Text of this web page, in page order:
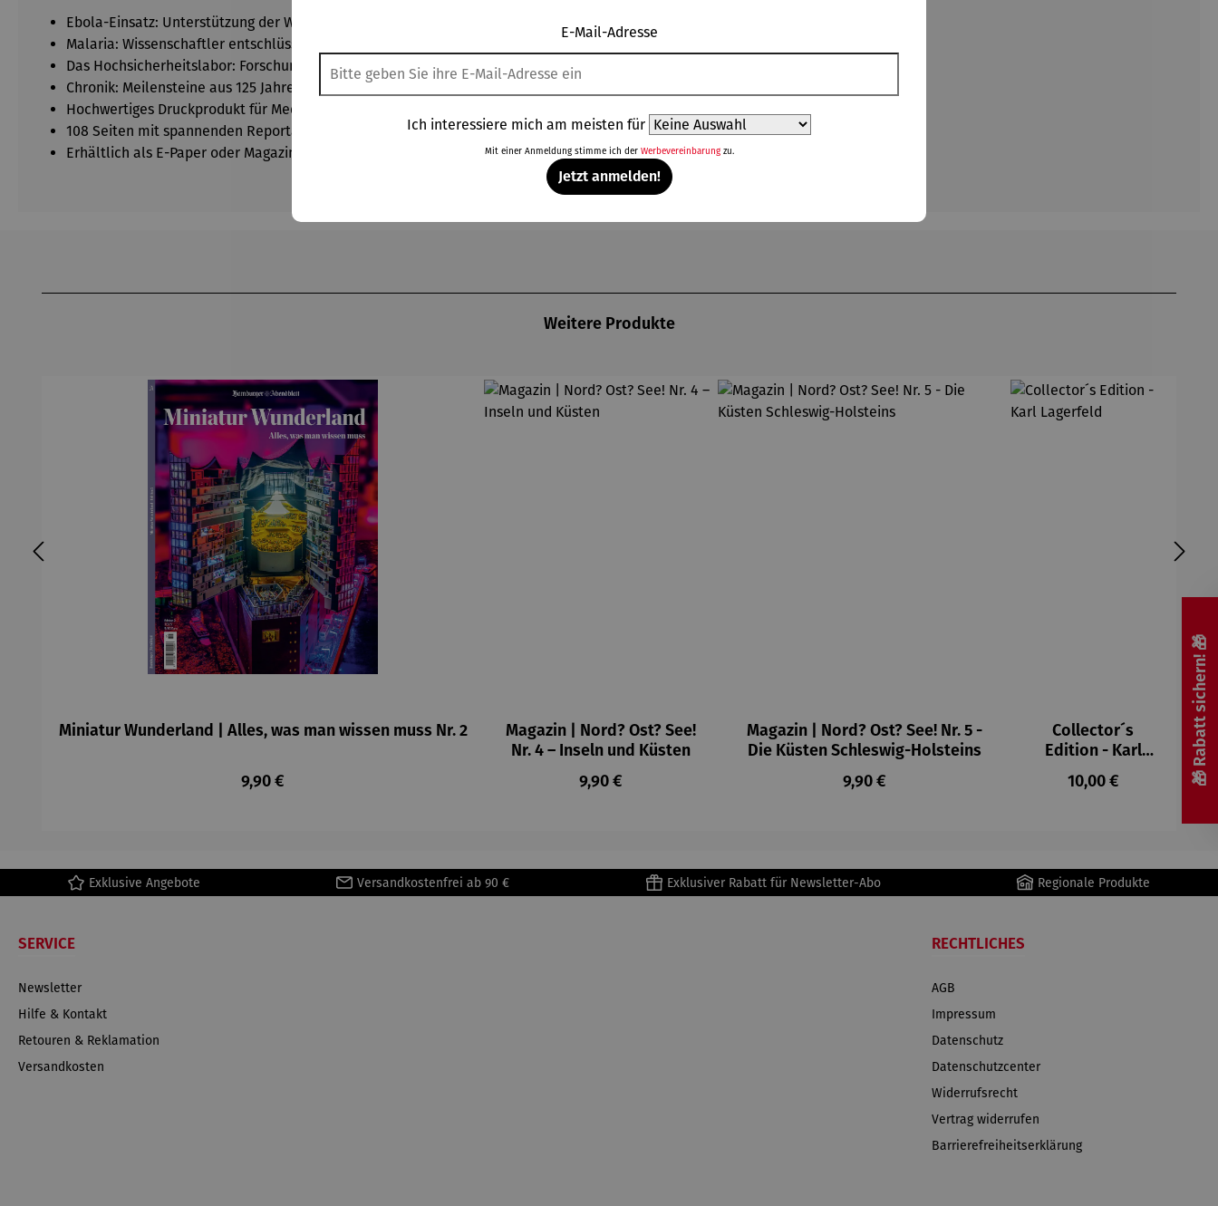
Ebola-Einsatz: Unterstützung der WHO in der schwersten Epidemie
Malaria: Wissenschaftler entschlüsseln die Tricks des Erregers
Das Hochsicherheitslabor: Forschung an gefährlichen Erregern
Chronik: Meilensteine aus 125 Jahren Tropeninstitut
Hochwertiges Druckprodukt für Medizin- und Wissenschaftsinteressierte
108 Seiten mit spannenden Reportagen, Interviews & Hintergrundberichten
Erhältlich als E-Paper oder Magazin!
Weitere Produkte
Miniatur Wunderland | Alles, was man wissen muss Nr. 2
Regulärer Preis:
9,90 €
Magazin | Nord? Ost? See!
Nr. 4 – Inseln und Küsten
Regulärer Preis:
9,90 €
Magazin | Nord? Ost? See! Nr. 5 -
Die Küsten Schleswig-Holsteins
Regulärer Preis:
9,90 €
Collector´s
Edition - Karl
Lagerfeld
Regulärer Preis:
10,00 €
Exklusive Angebote Versandkostenfrei ab 90 € Exklusiver Rabatt für Newsletter-Abo Regionale Produkte
SERVICE
Newsletter
Hilfe & Kontakt
Retouren & Reklamation
Versandkosten
RECHTLICHES
AGB
Impressum
Datenschutz
Datenschutzcenter
Widerrufsrecht
Vertrag widerrufen
Barrierefreiheitserklärung
🎁 Rabatt sichern! 🎁
E-Mail-Adresse
Ich interessiere mich am meisten für
Mit einer Anmeldung stimme ich der Werbevereinbarungzu.
Jetzt anmelden!